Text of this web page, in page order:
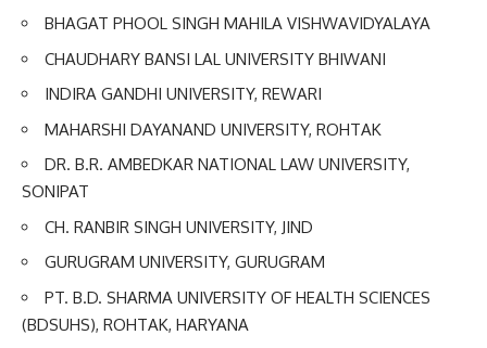
BHAGAT PHOOL SINGH MAHILA VISHWAVIDYALAYA
CHAUDHARY BANSI LAL UNIVERSITY BHIWANI
INDIRA GANDHI UNIVERSITY, REWARI
MAHARSHI DAYANAND UNIVERSITY, ROHTAK
DR. B.R. AMBEDKAR NATIONAL LAW UNIVERSITY,
SONIPAT
CH. RANBIR SINGH UNIVERSITY, JIND
GURUGRAM UNIVERSITY, GURUGRAM
PT. B.D. SHARMA UNIVERSITY OF HEALTH SCIENCES
(BDSUHS), ROHTAK, HARYANA